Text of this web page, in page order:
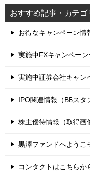
おすすめ記事・カテゴ
お得なキャンペーン情
実施中FXキャンペーン
実施中証券会社キャン
IPO関連情報（BBスタ
株主優待情報（取得画
黒澤ファンドへようこ
コンタクトはこちらか